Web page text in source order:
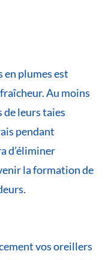
en plumes est
Au moins
de leurs taies
pendant
d’éliminer
la formation de
vos oreillers